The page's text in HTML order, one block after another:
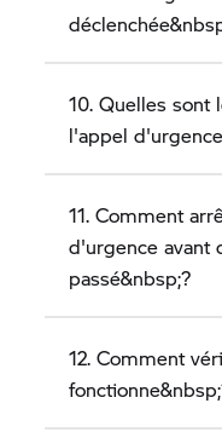
10. Quelles sont
l'appel
11. Comment
d'urgence avant
passé&nbsp;?
12. Comment